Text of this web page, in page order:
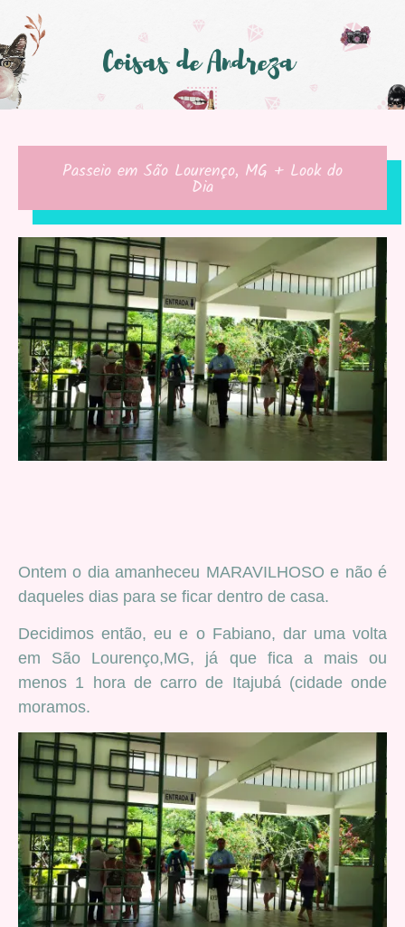
Passeio em São Lourenço, MG + Look do
Dia
Ontem o dia amanheceu MARAVILHOSO e não é
daqueles dias para se ficar dentro de casa.
Decidimos então, eu e o Fabiano, dar uma volta
em São Lourenço,MG, já que fica a mais ou
menos 1 hora de carro de Itajubá (cidade onde
moramos.